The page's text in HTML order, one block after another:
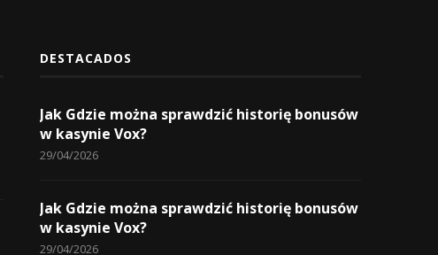
DESTACADOS
Jak Gdzie można sprawdzić historię bonusów
w kasynie Vox?
29/04/2026
Jak Gdzie można sprawdzić historię bonusów
w kasynie Vox?
29/04/2026